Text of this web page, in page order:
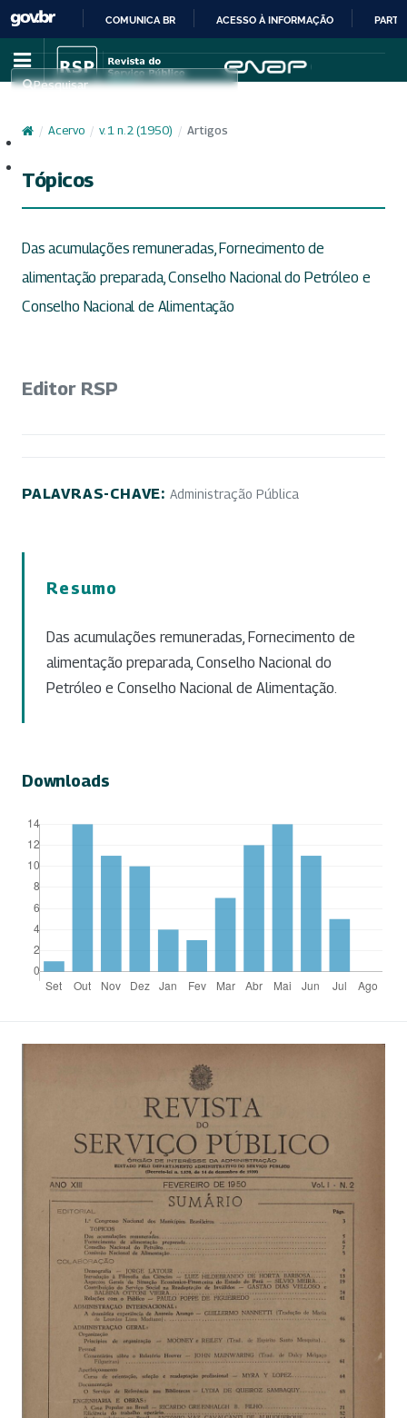
IR
PARA
CONTEÚDO
COMUNICA BR ACESSO À INFORMAÇÃO
Pesquisar
/ Acervo / v. 1 n. 2 (1950) / Artigos
Tópicos
Das acumulações remuneradas, Fornecimento de
alimentação preparada, Conselho Nacional do Petróleo e
Conselho Nacional de Alimentação
Editor RSP
PALAVRAS-CHAVE: Administração Pública
Resumo
Das acumulações remuneradas, Fornecimento de
alimentação preparada, Conselho Nacional do
Petróleo e Conselho Nacional de Alimentação.
Downloads